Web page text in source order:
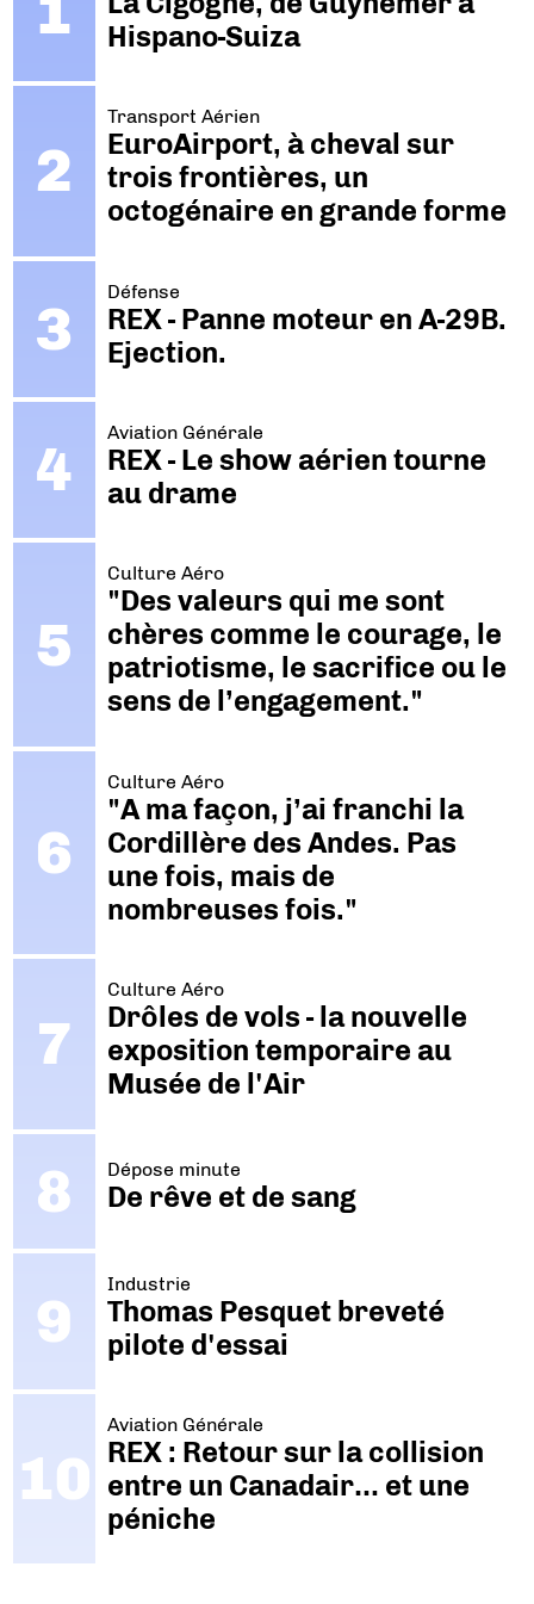
Hispano-Suiza
Transport Aérien
EuroAirport, à cheval sur
trois frontières, un
octogénaire en grande forme
Défense
REX - Panne moteur en A-29B.
Ejection.
Aviation Générale
REX - Le show aérien tourne
au drame
Culture Aéro
"Des valeurs qui me sont
chères comme le courage, le
patriotisme, le sacrifice ou le
sens de l’engagement."
Culture Aéro
"A ma façon, j’ai franchi la
Cordillère des Andes. Pas
une fois, mais de
nombreuses fois."
Culture Aéro
Drôles de vols - la nouvelle
exposition temporaire au
Musée de l'Air
Dépose minute
De rêve et de sang
Industrie
Thomas Pesquet breveté
pilote d'essai
Aviation Générale
REX : Retour sur la collision
entre un Canadair… et une
péniche